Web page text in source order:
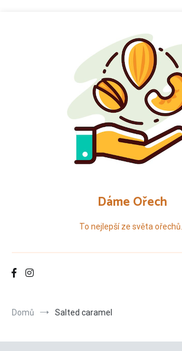
Dáme Ořech
To nejlepší ze světa ořechů…
Domů Salted caramel